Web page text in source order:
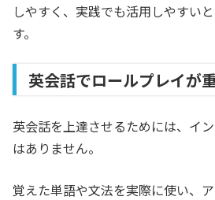
しやすく、実践でも活用しやすい
す。
英会話でロールプレイが
英会話を上達させるためには、イ
はありません。
覚えた単語や文法を実際に使い、